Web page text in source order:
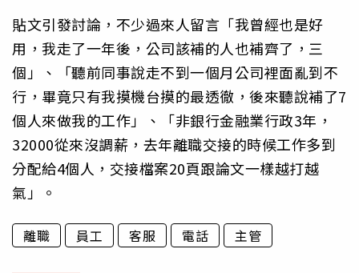
貼文引發討論，不少過來人留言「我曾經也是好
用，我走了一年後，公司該補的人也補齊了，三
個」、「聽前同事說走不到一個月公司裡面亂到不
行，畢竟只有我摸機台摸的最透徹，後來聽說補了7
個人來做我的工作」、「非銀行金融業行政3年，
32000從來沒調薪，去年離職交接的時候工作多到
分配給4個人，交接檔案20頁跟論文一樣越打越
氣」。
離職 員工 客服 電話 主管